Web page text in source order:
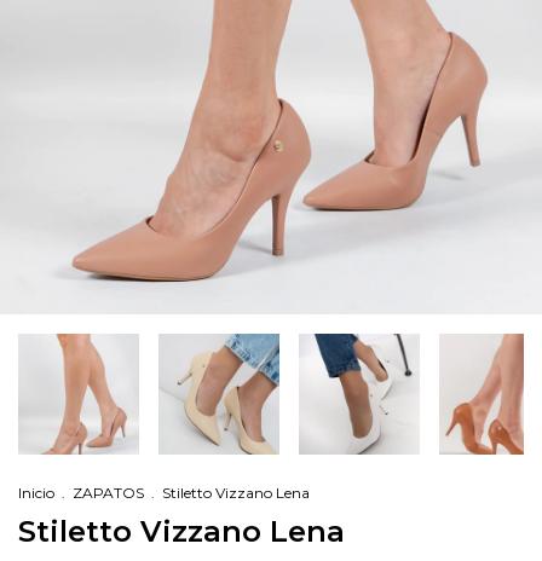
Inicio . ZAPATOS . Stiletto Vizzano Lena
Stiletto Vizzano Lena